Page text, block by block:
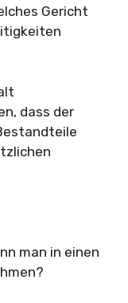
Gericht
dass der
man in einen